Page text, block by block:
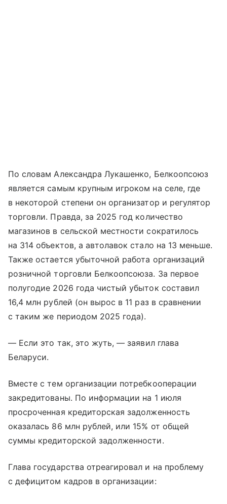
По словам Александра Лукашенко, Белкоопсоюз
является самым крупным игроком на селе, где
в некоторой степени он организатор и регулятор
торговли. Правда, за 2025 год количество
магазинов в сельской местности сократилось
на 314 объектов, а автолавок стало на 13 меньше.
Также остается убыточной работа организаций
розничной торговли Белкоопсоюза. За первое
полугодие 2026 года чистый убыток составил
16,4 млн рублей (он вырос в 11 раз в сравнении
с таким же периодом 2025 года).
— Если это так, это жуть, — заявил глава
Беларуси.
Вместе с тем организации потребкооперации
закредитованы. По информации на 1 июля
просроченная кредиторская задолженность
оказалась 86 млн рублей, или 15% от общей
суммы кредиторской задолженности.
Глава государства отреагировал и на проблему
с дефицитом кадров в организации: